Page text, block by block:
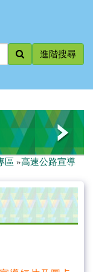
進階搜尋
區 »高速公路宣導